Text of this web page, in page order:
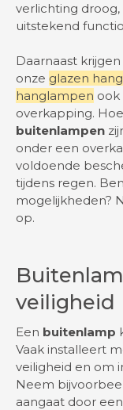
verlichting
uitstekend
Daarnaast
onze glazen
hanglampen ook
overkapping.
buitenlampen
onder een
voldoende
tijdens regen.
mogelijkheden?
op.
veiligheid
Een buitenlamp
Vaak installeert
veiligheid en om
Neem
aangaat door